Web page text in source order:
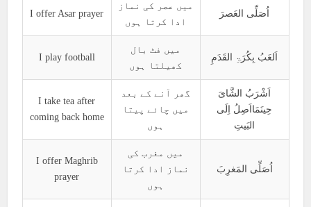
I offer Asar prayer
میں عصر کی نماز
ادا کرتا ہوں
اُصَلِّی العَصرَ
I play football
میں فٹ بال
کھیلتا ہوں
اَلعَبُ بِکُرَۃِ القَدَمِ
I take tea after
coming back home
گھر آنے کے بعد
میں چائے پیتا
ہوں
اَشْرَبُ الشَّایَ
حِینَمَااَصِلُ اِلَی
البَیتِ
I offer Maghrib
prayer
میں مغرب کی
نماز ادا کرتا
ہوں
اُصَلِّی المَغرِبَ